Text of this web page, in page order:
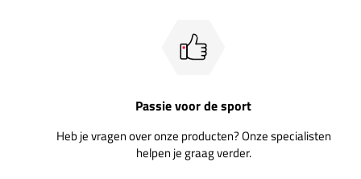
Passie voor de sport
Heb je vragen over onze producten? Onze specialisten
helpen je graag verder.